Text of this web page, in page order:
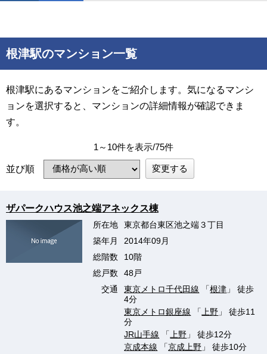
根津駅のマンション一覧
根津駅にあるマンションをご紹介します。気になるマンシ
ョンを選択すると、マンションの詳細情報が確認できま
す。
1～10件を表示/75件
並び順 変更する
ザパークハウス池之端アネックス棟
所在地
東京都台東区池之端３丁目
築年月
2014年09月
総階数
10階
総戸数
48戸
交通
東京メトロ千代田線 「根津 」 徒歩
4分
東京メトロ銀座線 「 上野 」 徒歩11
分
JR山手線 「 上野 」 徒歩12分
京成本線 「京成上野 」 徒歩10分